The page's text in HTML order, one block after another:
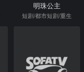
明珠公主
短剧/都市短剧/重生